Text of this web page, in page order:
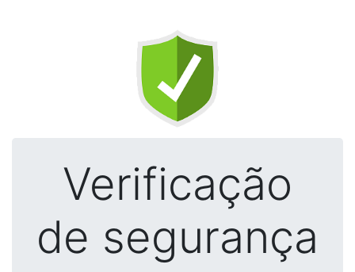
Verificação
de segurança